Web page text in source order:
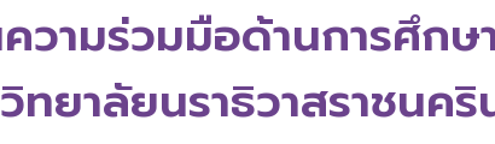
วามร่วมมือด้านการศึกษ
ทยาลัยนราธิวาสราชนค